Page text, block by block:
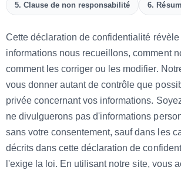
5. Clause de non responsabilité 6.
Cette déclaration de confidentialité
informations nous recueillons, comment
comment les corriger ou les modifier.
vous donner autant de contrôle que
privée concernant vos informations.
ne divulguerons pas d'informations
sans votre consentement, sauf dans les
décrits dans cette déclaration de
l'exige la loi. En utilisant notre site, vous